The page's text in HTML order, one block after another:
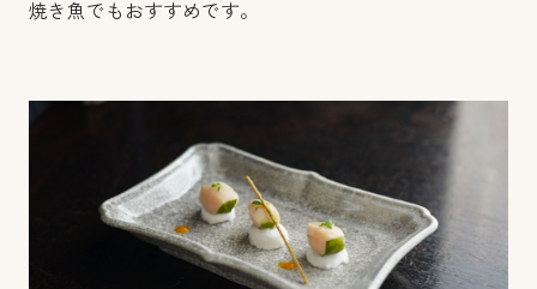
焼き魚でもおすすめです。